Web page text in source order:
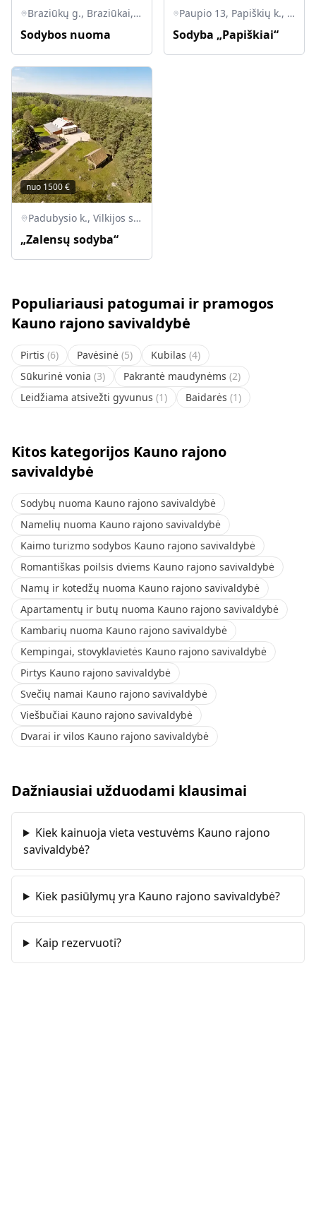
Braziūkų g., Braziūkai, Zapyškio sen., Kauno r. sav.
Sodybos nuoma
Paupio 13, Papiškių k., Zapyškio sen., LT-53414 Kauno r.
Sodyba „Papiškiai“
nuo 1500€
Padubysio k., Vilkijos sen., LT-54205 Kauno r.
„Zalensų sodyba“
Populiariausi patogumai ir pramogos
Kauno rajono savivaldybė
Pirtis (6) Pavėsinė (5) Kubilas (4)
Sūkurinė vonia (3) Pakrantė maudynėms (2)
Leidžiama atsivežti gyvunus (1) Baidarės (1)
Kitos kategorijos Kauno rajono
savivaldybė
Sodybų nuoma Kauno rajono savivaldybė
Namelių nuoma Kauno rajono savivaldybė
Kaimo turizmo sodybos Kauno rajono savivaldybė
Romantiškas poilsis dviems Kauno rajono savivaldybė
Namų ir kotedžų nuoma Kauno rajono savivaldybė
Apartamentų ir butų nuoma Kauno rajono savivaldybė
Kambarių nuoma Kauno rajono savivaldybė
Kempingai, stovyklavietės Kauno rajono savivaldybė
Pirtys Kauno rajono savivaldybė
Svečių namai Kauno rajono savivaldybė
Viešbučiai Kauno rajono savivaldybė
Dvarai ir vilos Kauno rajono savivaldybė
Dažniausiai užduodami klausimai
Kiek kainuoja vieta vestuvėms Kauno rajono
savivaldybė?
Kiek pasiūlymų yra Kauno rajono savivaldybė?
Kaip rezervuoti?